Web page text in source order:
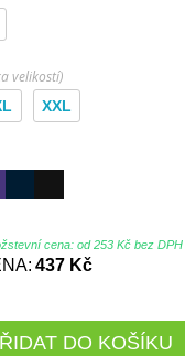
velikostí)
XXL
cena: od253 Kč bez DPH
437 Kč
DO KOŠÍKU